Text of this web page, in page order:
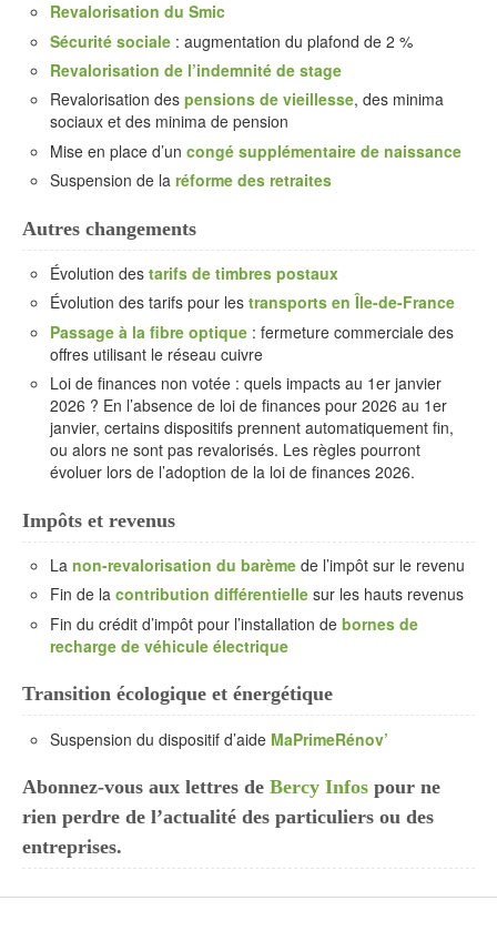
Revalorisation du Smic
Sécurité sociale : augmentation du plafond de 2 %
Revalorisation de l’indemnité de stage
Revalorisation des pensions de vieillesse, des minima
sociaux et des minima de pension
Mise en place d’un congé supplémentaire de naissance
Suspension de la réforme des retraites
Autres changements
Évolution des tarifs de timbres postaux
Évolution des tarifs pour les transports en Île-de-France
Passage à la fibre optique : fermeture commerciale des
offres utilisant le réseau cuivre
Loi de finances non votée : quels impacts au 1er janvier
2026 ? En l’absence de loi de finances pour 2026 au 1er
janvier, certains dispositifs prennent automatiquement fin,
ou alors ne sont pas revalorisés. Les règles pourront
évoluer lors de l’adoption de la loi de finances 2026.
Impôts et revenus
La non-revalorisation du barème de l’impôt sur le revenu
Fin de la contribution différentielle sur les hauts revenus
Fin du crédit d’impôt pour l’installation de bornes de
recharge de véhicule électrique
Transition écologique et énergétique
Suspension du dispositif d’aide MaPrimeRénov’
Abonnez-vous aux lettres de Bercy Infos pour ne
rien perdre de l’actualité des particuliers ou des
entreprises.